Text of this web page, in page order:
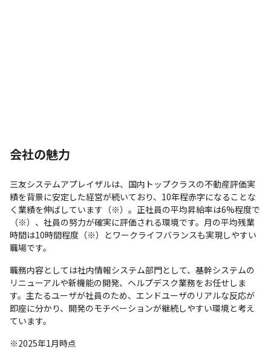
会社の魅力
三友システムアプレイザルは、国内トップクラスの不動産評価実
績を背景に安定した経営が続いており、10年程赤字になることな
く業績を伸ばしています（※）。正社員の平均昇給率は6%程度で
（※）、社員の努力が確実に評価される環境です。月の平均残業
時間は10時間程度（※）とワークライフバランスも実現しやすい
職場です。
職務内容としては社内情報システム部門として、基幹システムの
リニューアルや新機能の開発、ヘルプデスク業務をお任せしま
す。主たるユーザが社員のため、エンドユーザのリアルな反応が
即座に分かり、開発のモチベーションが継続しやすい環境と考え
ています。
※2025年1月時点